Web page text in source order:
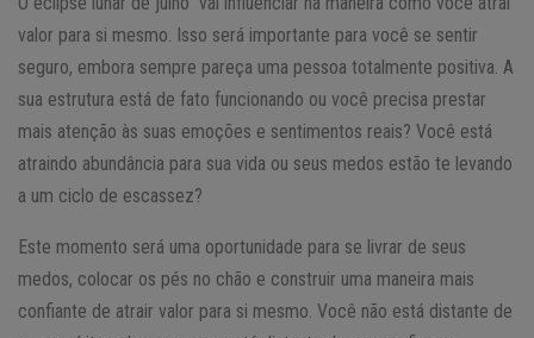
valor para si mesmo. Isso será importante para você se sentir
seguro, embora sempre pareça uma pessoa totalmente positiva. A
sua estrutura está de fato funcionando ou você precisa prestar
mais atenção às suas emoções e sentimentos reais? Você está
atraindo abundância para sua vida ou seus medos estão te levando
a um ciclo de escassez?
Este momento será uma oportunidade para se livrar de seus
medos, colocar os pés no chão e construir uma maneira mais
confiante de atrair valor para si mesmo. Você não está distante de